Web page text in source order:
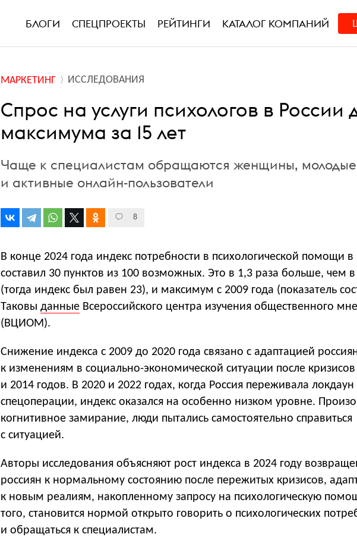
БЛОГИ СПЕЦПРОЕКТЫ РЕЙТИНГИ КАТАЛОГ КОМПАНИЙ
МАРКЕТИНГ ИССЛЕДОВАНИЯ
Cпрос на услуги психологов в России
максимума за 15 лет
Чаще к специалистам обращаются женщины,
и активные онлайн-пользователи
8
В конце 2024 года индекс потребности в психологической помощи в
составил 30 пунктов из 100 возможных. Это в 1,3 раза больше, чем в
(тогда индекс был равен 23), и максимум с 2009 года (показатель
Таковы данные Всероссийского центра изучения общественного
(ВЦИОМ).
Снижение индекса с 2009 до 2020 года связано с адаптацией
к изменениям в социально-экономической ситуации после
и 2014 годов. В 2020 и 2022 годах, когда Россия переживала
спецоперации, индекс оказался на особенно низком уровне.
когнитивное замирание, люди пытались самостоятельно справиться
с ситуацией.
Авторы исследования объясняют рост индекса в 2024 году
россиян к нормальному состоянию после пережитых кризисов,
к новым реалиям, накопленному запросу на психологическую
того, становится нормой открыто говорить о психологических
и обращаться к специалистам.